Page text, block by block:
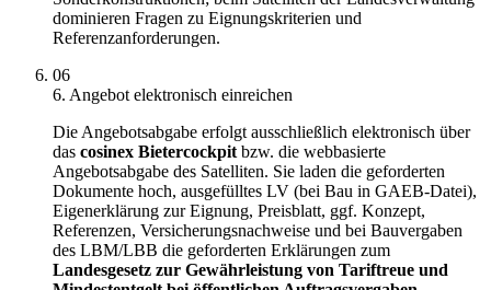
dominieren Fragen zu Eignungskriterien und
Referenzanforderungen.
06
6. Angebot elektronisch einreichen
Die Angebotsabgabe erfolgt ausschließlich elektronisch über
das cosinex Bietercockpit bzw. die webbasierte
Angebotsabgabe des Satelliten. Sie laden die geforderten
Dokumente hoch, ausgefülltes LV (bei Bau in GAEB-Datei),
Eigenerklärung zur Eignung, Preisblatt, ggf. Konzept,
Referenzen, Versicherungsnachweise und bei Bauvergaben
des LBM/LBB die geforderten Erklärungen zum
Landesgesetz zur Gewährleistung von Tariftreue und